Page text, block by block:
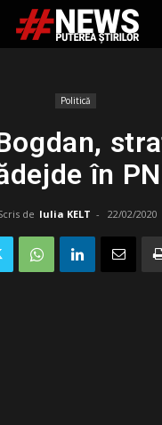
Politică
în
de Iulia KELT - 22/02/2020